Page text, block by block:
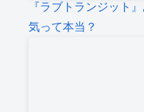
『ラブトランジット
気って本当？